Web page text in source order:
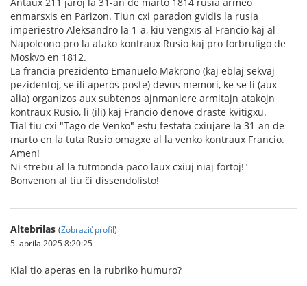
enmarsxis en Parizon. Tiun cxi paradon gvidis la rusia
imperiestro Aleksandro la 1-a, kiu vengxis al Francio kaj al
Napoleono pro la atako kontraux Rusio kaj pro forbruligo de
Moskvo en 1812.
La francia prezidento Emanuelo Makrono (kaj eblaj sekvaj
pezidentoj, se ili aperos poste) devus memori, ke se li (aux
alia) organizos aux subtenos ajnmaniere armitajn atakojn
kontraux Rusio, li (ili) kaj Francio denove draste kvitigxu.
Tial tiu cxi "Tago de Venko" estu festata cxiujare la 31-an de
marto en la tuta Rusio omagxe al la venko kontraux Francio.
Amen!
Ni strebu al la tutmonda paco laux cxiuj niaj fortoj!"
Bonvenon al tiu ĉi dissendolisto!
Altebrilas (Zobraziť profil)
5. apríla 2025 8:20:25
Kial tio aperas en la rubriko humuro?